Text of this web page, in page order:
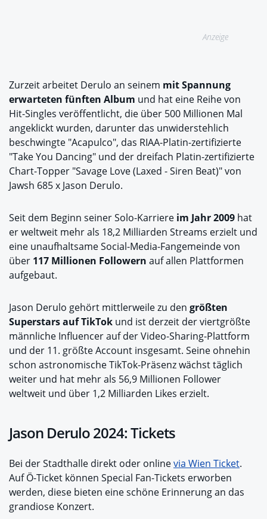
Anzeige
Zurzeit arbeitet Derulo an seinem mit Spannung
erwarteten fünften Album und hat eine Reihe von
Hit-Singles veröffentlicht, die über 500 Millionen Mal
angeklickt wurden, darunter das unwiderstehlich
beschwingte "Acapulco", das RIAA-Platin-zertifizierte
"Take You Dancing" und der dreifach Platin-zertifizierte
Chart-Topper "Savage Love (Laxed - Siren Beat)" von
Jawsh 685 x Jason Derulo.
Seit dem Beginn seiner Solo-Karriere im Jahr 2009 hat
er weltweit mehr als 18,2 Milliarden Streams erzielt und
eine unaufhaltsame Social-Media-Fangemeinde von
über 117 Millionen Followern auf allen Plattformen
aufgebaut.
Jason Derulo gehört mittlerweile zu den größten
Superstars auf TikTok und ist derzeit der viertgrößte
männliche Influencer auf der Video-Sharing-Plattform
und der 11. größte Account insgesamt. Seine ohnehin
schon astronomische TikTok-Präsenz wächst täglich
weiter und hat mehr als 56,9 Millionen Follower
weltweit und über 1,2 Milliarden Likes erzielt.
Jason Derulo 2024: Tickets
Bei der Stadthalle direkt oder onlinevia Wien Ticket.
Auf Ö-Ticket können Special Fan-Tickets erworben
werden, diese bieten eine schöne Erinnerung an das
grandiose Konzert.